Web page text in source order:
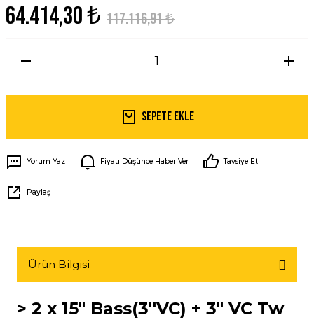
64.414,30 ₺ 117.116,91 ₺
Sepete Ekle
Yorum Yaz Fiyatı Düşünce Haber Ver Tavsiye Et
Paylaş
Ürün Bilgisi
> 2 x 15" Bass(3''VC) + 3" VC Tw